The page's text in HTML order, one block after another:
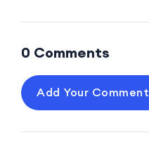
0 Comments
Add Your Comment